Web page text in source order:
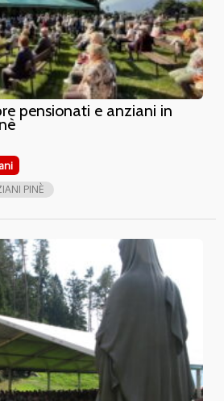
pensionati e anziani in
PINÈ